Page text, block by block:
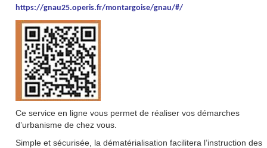
https://gnau25.operis.fr/montargoise/gnau/#/
Ce service en ligne vous permet de réaliser vos démarches
d’urbanisme de chez vous.
Simple et sécurisée, la dématérialisation facilitera l’instruction des